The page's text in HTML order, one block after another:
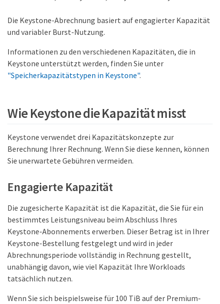
Die Keystone-Abrechnung basiert auf engagierter Kapazität
und variabler Burst-Nutzung.
Informationen zu den verschiedenen Kapazitäten, die in
Keystone unterstützt werden, finden Sie unter
"Speicherkapazitätstypen in Keystone".
Wie Keystone die Kapazität misst
Keystone verwendet drei Kapazitätskonzepte zur
Berechnung Ihrer Rechnung. Wenn Sie diese kennen, können
Sie unerwartete Gebühren vermeiden.
Engagierte Kapazität
Die zugesicherte Kapazität ist die Kapazität, die Sie für ein
bestimmtes Leistungsniveau beim Abschluss Ihres
Keystone-Abonnements erwerben. Dieser Betrag ist in Ihrer
Keystone-Bestellung festgelegt und wird in jeder
Abrechnungsperiode vollständig in Rechnung gestellt,
unabhängig davon, wie viel Kapazität Ihre Workloads
tatsächlich nutzen.
Wenn Sie sich beispielsweise für 100 TiB auf der Premium-